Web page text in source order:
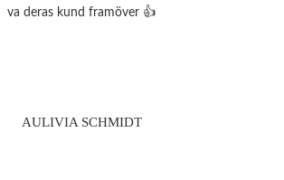
va deras kund framöver 👍
AULIVIA SCHMIDT